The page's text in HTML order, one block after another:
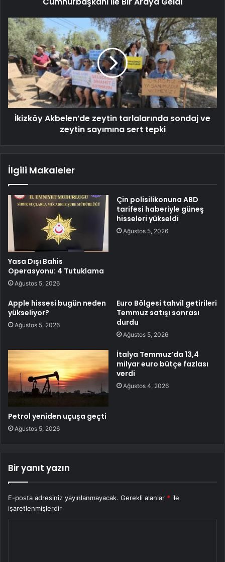
İkizköy Akbelen’de zeytin tarlalarında sondaj ve
zeytin sayımına sert tepki
İlgili Makaleler
Yasa Dışı Bahis
Operasyonu: 4 Tutuklama
Ağustos 5, 2026
Çin polisilikonuna ABD
tarifesi haberiyle güneş
hisseleri yükseldi
Ağustos 5, 2026
Apple hissesi bugün neden
yükseliyor?
Ağustos 5, 2026
Euro Bölgesi tahvil getirileri
Temmuz satışı sonrası
durdu
Ağustos 5, 2026
Petrol yeniden uçuşa geçti
Ağustos 5, 2026
İtalya Temmuz’da 13,4
milyar euro bütçe fazlası
verdi
Ağustos 4, 2026
Bir yanıt yazın
E-posta adresiniz yayınlanmayacak. Gerekli alanlar * ile
işaretlenmişlerdir